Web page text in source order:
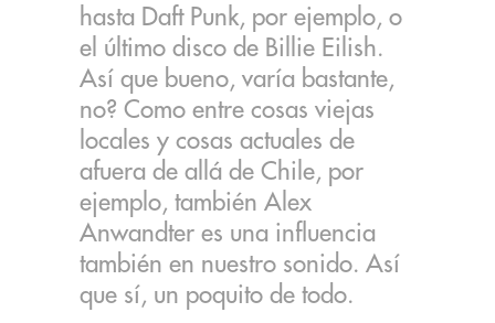
hasta Daft Punk, por ejemplo, o
el último disco de Billie Eilish.
Así que bueno, varía bastante,
no? Como entre cosas viejas
locales y cosas actuales de
afuera de allá de Chile, por
ejemplo, también Alex
Anwandter es una influencia
también en nuestro sonido. Así
que sí, un poquito de todo.